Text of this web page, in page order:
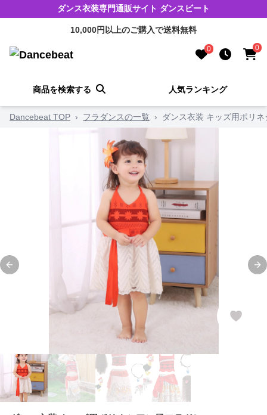
ダンス衣装専門通販サイト ダンスビート
10,000円以上のご購入で送料無料
0 0
商品を検索する 人気ランキング
Dancebeat TOP › フラダンスの一覧 › ダンス衣装 キッズ用ポリ
Previous slide